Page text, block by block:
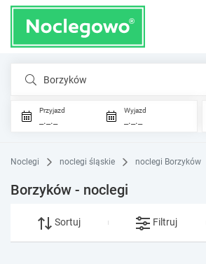
Borzyków
Przyjazd
_._._
Wyjazd
_._._
Noclegi noclegi śląskie noclegi Borzyków
Borzyków - noclegi
Sortuj Filtruj